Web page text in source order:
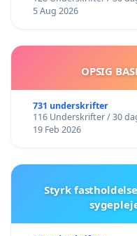
5 Aug 2026
OPSIG
731 underskrifter
116 Underskrifter / 30
19 Feb 2026
Styrk